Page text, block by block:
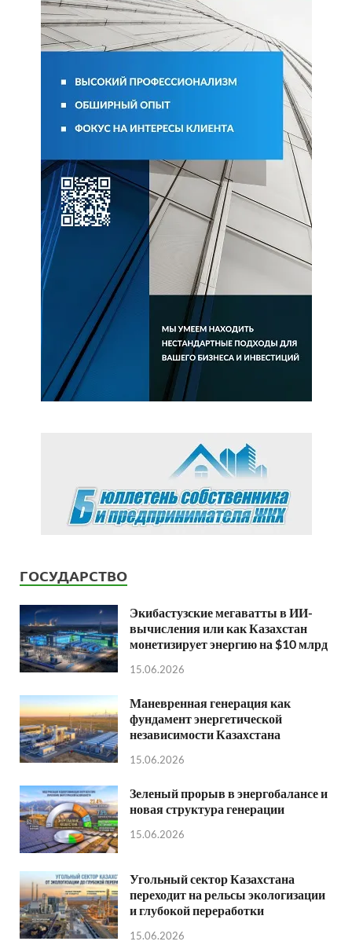
ГОСУДАРСТВО
Экибастузские мегаватты в ИИ-
вычисления или как Казахстан
монетизирует энергию на $10 млрд
15.06.2026
Маневренная генерация как
фундамент энергетической
независимости Казахстана
15.06.2026
Зеленый прорыв в энергобалансе и
новая структура генерации
15.06.2026
Угольный сектор Казахстана
переходит на рельсы экологизации
и глубокой переработки
15.06.2026